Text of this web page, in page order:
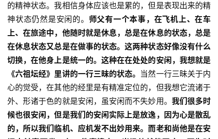
的精神状态。我相信身体应该也是累的，但是表现出来的精
神状态仍然是安闲的。 师父有一个本事，在飞机上、在车
上、在旅途中，他随时就是休息，总是在休息的状态，总是
在休息状态又总是在做事的状态。这两种状态好像没有什么
切换，在他身上是统一的。这种在在处处的安闲，我想就是
《六祖坛经》里讲的一行三昧的状态。 当然一行三昧关于内
心的觉受，在其他的经里是有精准定位的，但我想它流诸于
外、形诸于色的就是安闲，虽安闲而不失妙用。 我们很多时
候也很安闲，但是我们的安闲实际上是放逸，因为心是散乱
的，所以我们临机、应机发不出妙用来。而老和尚他是在安